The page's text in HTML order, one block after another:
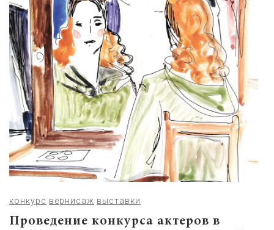
Проведение конкурса актеров в
конкурс вернисаж выставки